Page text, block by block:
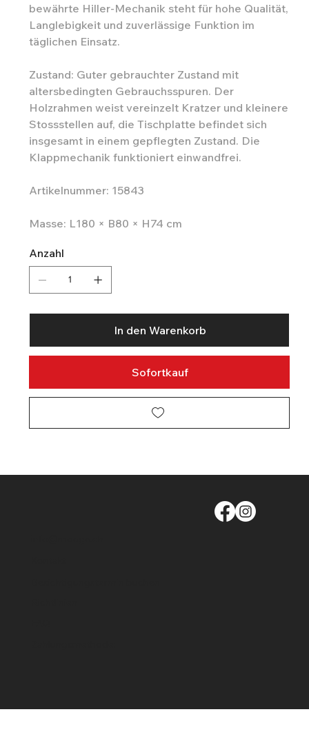
bewährte Hiller-Mechanik steht für hohe Qualität,
Langlebigkeit und zuverlässige Funktion im
täglichen Einsatz.
Zustand: Guter gebrauchter Zustand mit
altersbedingten Gebrauchsspuren. Der
Holzrahmen weist vereinzelt Kratzer und kleinere
Stossstellen auf, die Tischplatte befindet sich
insgesamt in einem gepflegten Zustand. Die
Klappmechanik funktioniert einwandfrei.
Artikelnummer: 15843
Masse: L180 × B80 × H74 cm
Anzahl
In den Warenkorb
Sofortkauf